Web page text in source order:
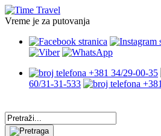
Vreme je za putovanja
+381 34/29-00-35
60/31-31-533